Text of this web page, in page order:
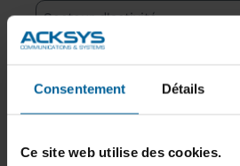
Consentement Détails
Ce site web utilise des cookies.